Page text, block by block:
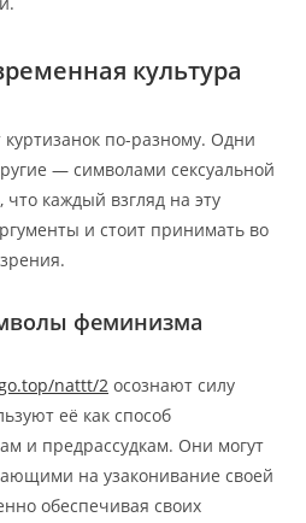
культура
по-разному. Одни
— символами сексуальной
каждый взгляд на эту
и стоит принимать во
феминизма
nattt/2 осознают силу
её как способ
и предрассудкам. Они могут
на узаконивание своей
обеспечивая своих